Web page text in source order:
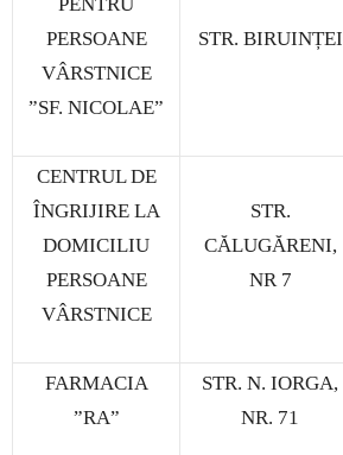
PENTRU
PERSOANE
VÂRSTNICE
”SF. NICOLAE”
STR. BIRUINȚEI
CENTRUL DE
ÎNGRIJIRE LA
DOMICILIU
PERSOANE
VÂRSTNICE
STR.
CĂLUGĂRENI,
NR 7
FARMACIA
”RA”
STR. N. IORGA,
NR. 71